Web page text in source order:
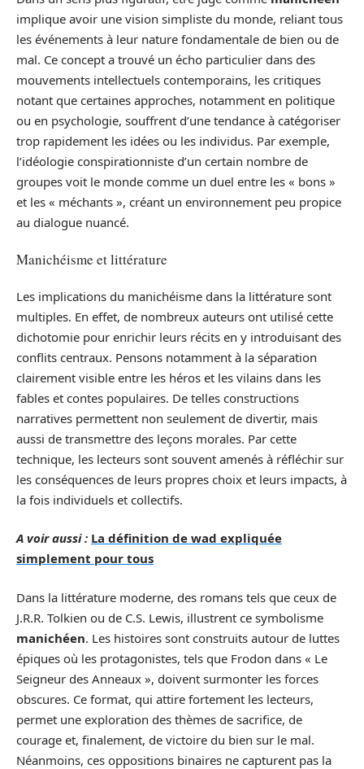
implique avoir une vision simpliste du monde, reliant tous
les événements à leur nature fondamentale de bien ou de
mal. Ce concept a trouvé un écho particulier dans des
mouvements intellectuels contemporains, les critiques
notant que certaines approches, notamment en politique
ou en psychologie, souffrent d’une tendance à catégoriser
trop rapidement les idées ou les individus. Par exemple,
l’idéologie conspirationniste d’un certain nombre de
groupes voit le monde comme un duel entre les « bons »
et les « méchants », créant un environnement peu propice
au dialogue nuancé.
Manichéisme et littérature
Les implications du manichéisme dans la littérature sont
multiples. En effet, de nombreux auteurs ont utilisé cette
dichotomie pour enrichir leurs récits en y introduisant des
conflits centraux. Pensons notamment à la séparation
clairement visible entre les héros et les vilains dans les
fables et contes populaires. De telles constructions
narratives permettent non seulement de divertir, mais
aussi de transmettre des leçons morales. Par cette
technique, les lecteurs sont souvent amenés à réfléchir sur
les conséquences de leurs propres choix et leurs impacts, à
la fois individuels et collectifs.
A voir aussi : La définition de wad expliquée
simplement pour tous
Dans la littérature moderne, des romans tels que ceux de
J.R.R. Tolkien ou de C.S. Lewis, illustrent ce symbolisme
manichéen. Les histoires sont construits autour de luttes
épiques où les protagonistes, tels que Frodon dans « Le
Seigneur des Anneaux », doivent surmonter les forces
obscures. Ce format, qui attire fortement les lecteurs,
permet une exploration des thèmes de sacrifice, de
courage et, finalement, de victoire du bien sur le mal.
Néanmoins, ces oppositions binaires ne capturent pas la